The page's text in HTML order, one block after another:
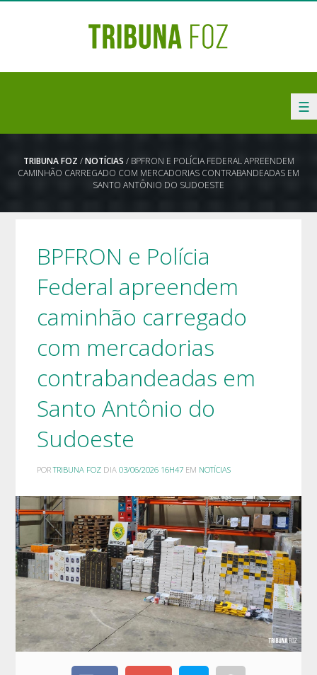
☰
TRIBUNA FOZ /NOTÍCIAS / BPFRON E POLÍCIA FEDERAL APREENDEM
CAMINHÃO CARREGADO COM MERCADORIAS CONTRABANDEADAS EM
SANTO ANTÔNIO DO SUDOESTE
BPFRON e Polícia
Federal apreendem
caminhão carregado
com mercadorias
contrabandeadas em
Santo Antônio do
Sudoeste
PORTRIBUNA FOZ DIA03/06/2026 16H47 EM NOTÍCIAS